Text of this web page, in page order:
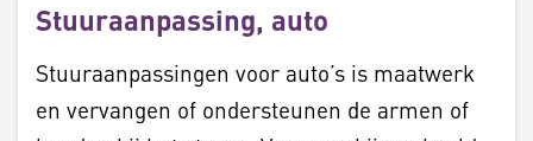
Stuuraanpassing, auto
Stuuraanpassingen voor auto’s is maatwerk
en vervangen of ondersteunen de armen of